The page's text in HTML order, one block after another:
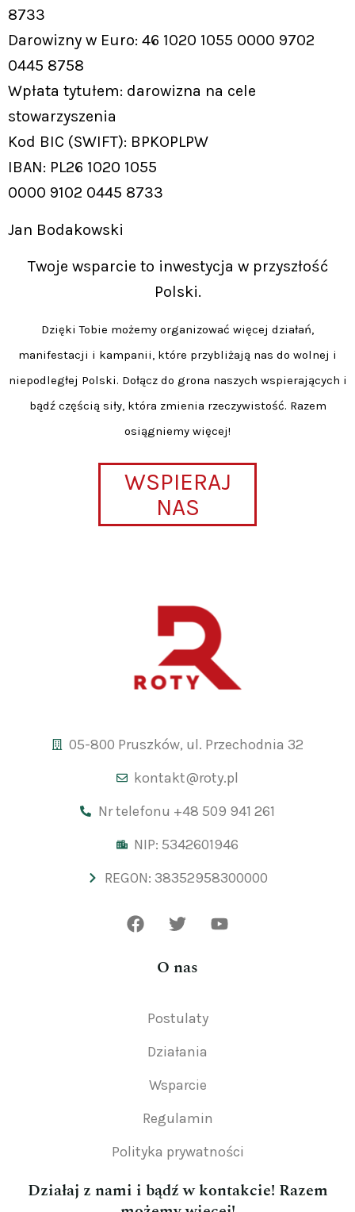
8733
Darowizny w Euro: 46 1020 1055 0000 9702
0445 8758
Wpłata tytułem: darowizna na cele
stowarzyszenia
Kod BIC (SWIFT): BPKOPLPW
IBAN: PL26 1020 1055
0000 9102 0445 8733
Jan Bodakowski
Twoje wsparcie to inwestycja w przyszłość
Polski.
Dzięki Tobie możemy organizować więcej działań,
manifestacji i kampanii, które przybliżają nas do wolnej i
niepodległej Polski. Dołącz do grona naszych wspierających i
bądź częścią siły, która zmienia rzeczywistość. Razem
osiągniemy więcej!
WSPIERAJ
NAS
05-800 Pruszków, ul. Przechodnia 32
kontakt@roty.pl
Nr telefonu +48 509 941 261
NIP: 5342601946
REGON: 38352958300000
O nas
Postulaty
Działania
Wsparcie
Regulamin
Polityka prywatności
Działaj z nami i bądź w kontakcie! Razem